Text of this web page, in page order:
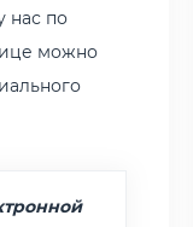
нас по
можно